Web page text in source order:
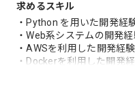
求めるスキル
・Python を用いた開発経
・Web系システムの開発
・AWSを利用した開発経験
・Dockerを利用した開発